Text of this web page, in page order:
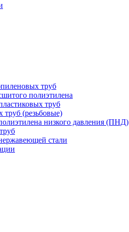
труб
полиэтилена
труб
труб (резьбовые)
низкого давления (ПНД)
стали